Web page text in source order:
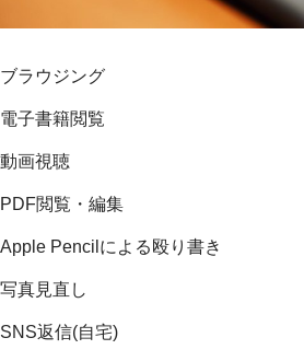
ブラウジング
電子書籍閲覧
動画視聴
PDF閲覧・編集
Apple Pencilによる殴り書き
写真見直し
SNS返信(自宅)